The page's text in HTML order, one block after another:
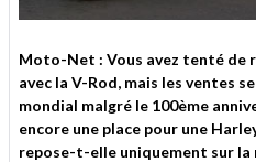
Moto-Net : Vous avez tenté de
avec la V-Rod, mais les ventes
mondial malgré le 100ème
encore une place pour une
repose-t-elle uniquement sur